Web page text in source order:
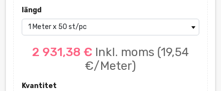
längd
2 931,38 € Inkl. moms (19,54
€/Meter)
Kvantitet